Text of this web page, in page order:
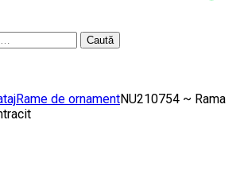
Caută
Rame de ornamentNU210754 ~ Rama